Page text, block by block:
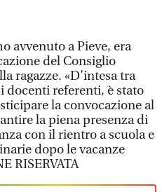
avvenuto a Pieve, era
del Consiglio
ragazze. «D’intesa tra
docenti referenti, è stato
la convocazione al
la piena presenza di
con il rientro a scuola e
dopo le vacanze
RISERVATA